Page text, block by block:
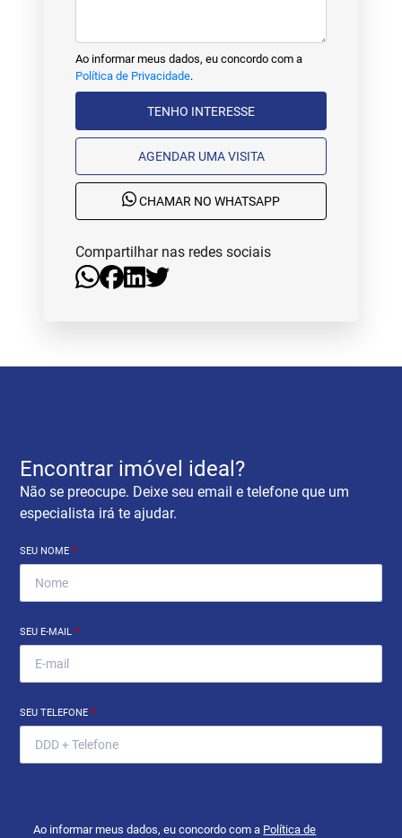
Ao informar meus dados, eu concordo com a
Política de Privacidade.
TENHO INTERESSE
AGENDAR UMA VISITA
CHAMAR NO WHATSAPP
Compartilhar nas redes sociais
Encontrar imóvel ideal?
Não se preocupe. Deixe seu email e telefone que um
especialista irá te ajudar.
SEU NOME*
SEU E-MAIL*
SEU TELEFONE*
Ao informar meus dados, eu concordo com a Política de